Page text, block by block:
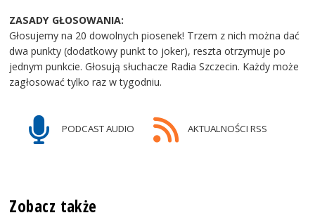
ZASADY GŁOSOWANIA:
Głosujemy na 20 dowolnych piosenek! Trzem z nich można dać
dwa punkty (dodatkowy punkt to joker), reszta otrzymuje po
jednym punkcie. Głosują słuchacze Radia Szczecin. Każdy może
zagłosować tylko raz w tygodniu.
PODCAST AUDIO AKTUALNOŚCI RSS
Zobacz także